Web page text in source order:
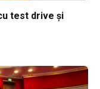
test drive și